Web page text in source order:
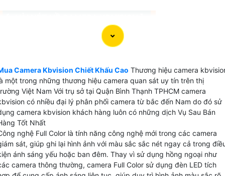
Camera kbvision được biết đến là thương hiệu của Mỹ
IP, camera wifi với thương hiệu kbone và camera
analog thông thường là HD CVI với chất lượng hình ảnh
tốt. Camera kbvision tại viêt Nam được sử dụng cho
dự án nhà nước do tính bảo mật cao dễ dàng tích
nhiều hệ thống.
Camera Kbvision Sản Xuất Ở Đâu
Camera Kbvision Chiết Khấu Cao Thương hiệu camera
một trong những thương hiệu camera quan sát uy tín trên thị
Việt Nam Với trụ sở tại Quận Bình Thạnh TPHCM camera
có nhiều đại lý phân phối camera từ bắc đến Nam do đó sử
camera kbvision khách hàng luôn có những dịch Vụ Sau Bán
Tốt Nhất
nghệ Full Color là tính năng công nghệ mới trong các camera
sát, giúp ghi lại hình ảnh với màu sắc sắc nét ngay cả trong
ánh sáng yếu hoặc ban đêm. Thay vì sử dụng hồng ngoại như
camera thông thường, camera Full Color sử dụng đèn LED tích